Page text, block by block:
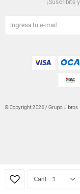
1
¡Suscribite
© Copyright 2026 / Grupo Libros